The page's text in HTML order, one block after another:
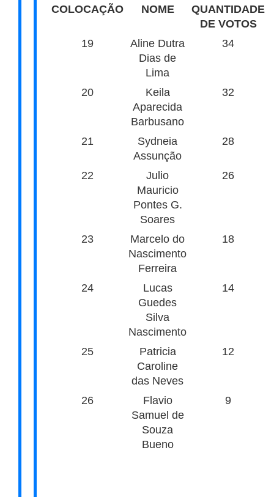
COLOCAÇÃO
NOME
QUANTIDADE
DE VOTOS
19
Aline Dutra
Dias de
Lima
34
20
Keila
Aparecida
Barbusano
32
21
Sydneia
Assunção
28
22
Julio
Mauricio
Pontes G.
Soares
26
23
Marcelo do
Nascimento
Ferreira
18
24
Lucas
Guedes
Silva
Nascimento
14
25
Patricia
Caroline
das Neves
12
26
Flavio
Samuel de
Souza
Bueno
9